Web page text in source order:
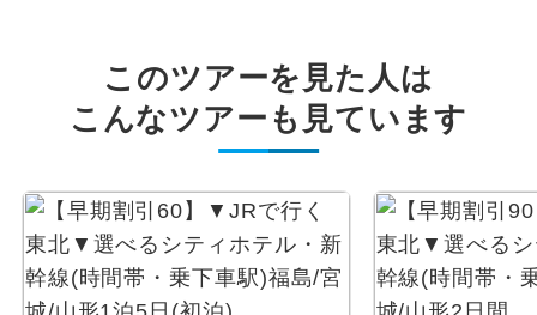
このツアーを見た人は
こんなツアーも見ています